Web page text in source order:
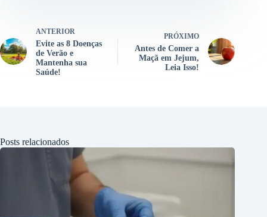
ANTERIOR
Evite as 8 Doenças
de Verão e
Mantenha sua
Saúde!
PRÓXIMO
Antes de Comer a
Maçã em Jejum,
Leia Isso!
Posts relacionados